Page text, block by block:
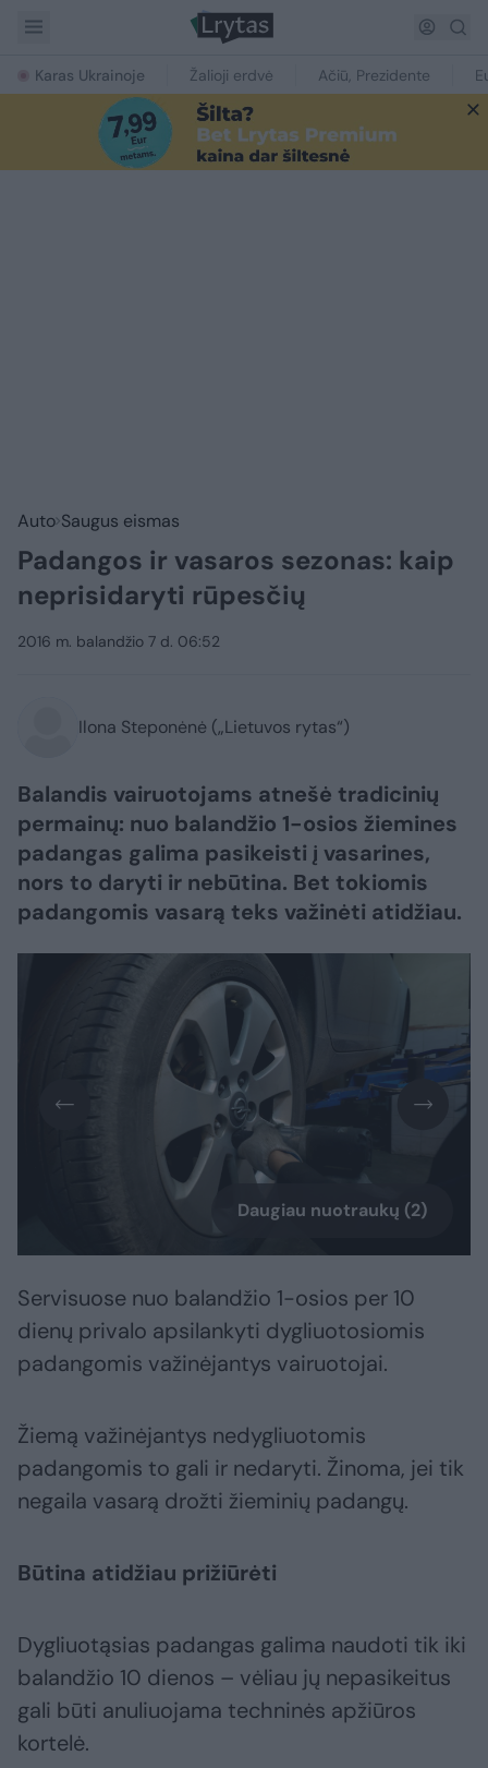
Karas Ukrainoje Žalioji erdvė Ačiū, Prezidente
Auto Saugus eismas
Padangos ir vasaros sezonas: kaip
neprisidaryti rūpesčių
2016 m. balandžio 7 d. 06:52
Ilona Steponėnė („Lietuvos rytas“)
Balandis vairuotojams atnešė tradicinių
permainų: nuo balandžio 1-osios žiemines
padangas galima pasikeisti į vasarines,
nors to daryti ir nebūtina. Bet tokiomis
padangomis vasarą teks važinėti atidžiau.
Daugiau nuotraukų (2)
Servisuose nuo balandžio 1-osios per 10
dienų privalo apsilankyti dygliuotosiomis
padangomis važinėjantys vairuotojai.
Žiemą važinėjantys nedygliuotomis
padangomis to gali ir nedaryti. Žinoma, jei tik
negaila vasarą drožti žieminių padangų.
Būtina atidžiau prižiūrėti
Dygliuotąsias padangas galima naudoti tik iki
balandžio 10 dienos – vėliau jų nepasikeitus
gali būti anuliuojama techninės apžiūros
kortelė.